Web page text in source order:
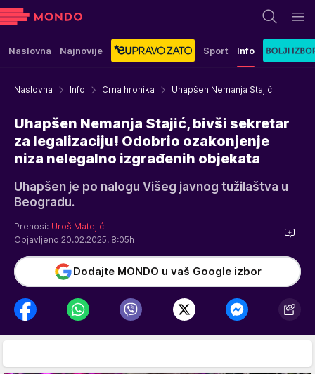
Naslovna Najnovije Sport Info
Naslovna Info Crna hronika Uhapšen Nemanja Stajić
Uhapšen Nemanja Stajić, bivši sekretar
za legalizaciju! Odobrio ozakonjenje
niza nelegalno izgrađenih objekata
Uhapšen je po nalogu Višeg javnog tužilaštva u
Beogradu.
Prenosi: Uroš Matejić
Objavljeno 20.02.2025. 8:05h
Dodajte MONDO u vaš Google izbor